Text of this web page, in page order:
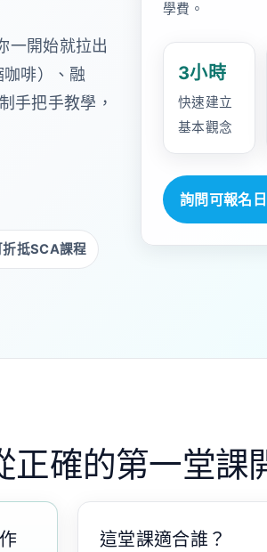
一開始就拉出
啡）、融
手把手教學，
折抵SCA課程
學費。
3小時
快速建立
基本觀念
詢問可報名
正確的第一堂課
這堂課適合誰？